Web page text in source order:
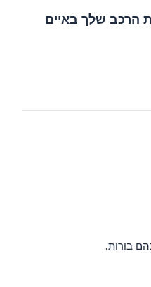
הרכב שלך באיים
בורות.